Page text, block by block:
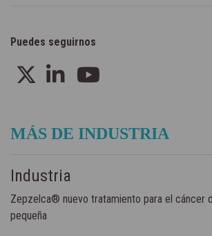
Puedes seguirnos
MÁS DE INDUSTRIA
Industria
Zepzelca® nuevo tratamiento para el cáncer
pequeña